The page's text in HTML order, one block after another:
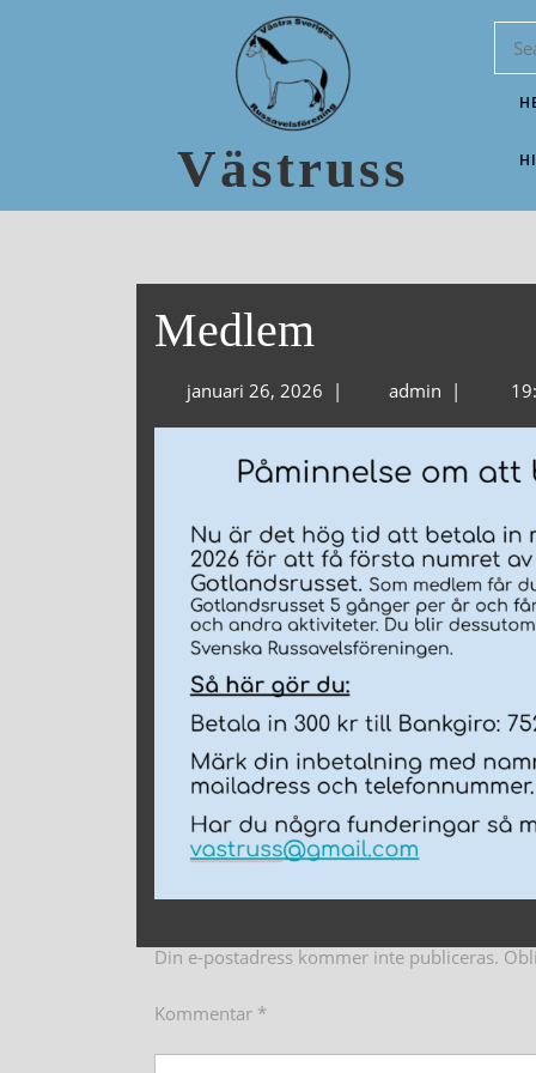
Västruss
Medlem
januari 26, 2026 | admin |
Din e-postadress kommer inte publiceras.
Kommentar *